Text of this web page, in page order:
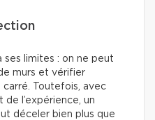
ses limites : on ne peut
murs et vérifier
Toutefois, avec
l’expérience, un
déceler bien plus que